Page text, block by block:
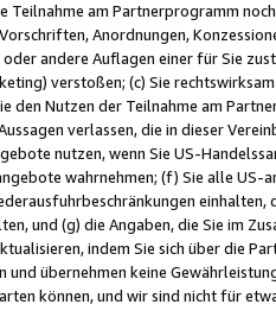
Teilnahme am Partnerprogramm
Anordnungen,
andere Auflagen einer für Sie
verstoßen; (c) Sie
den Nutzen der Teilnahme am
verlassen, die in dieser
nutzen, wenn Sie US-
wahrnehmen; (f) Sie alle
und (g) die Angaben, die Sie im
indem Sie sich über die
und übernehmen keine
können, und wir sind nicht für